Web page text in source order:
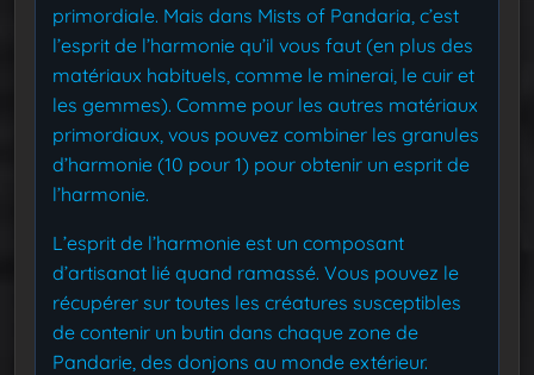
primordiale. Mais dans Mists of Pandaria, c’est
l’esprit de l’harmonie qu’il vous faut (en plus des
matériaux habituels, comme le minerai, le cuir et
les gemmes). Comme pour les autres matériaux
primordiaux, vous pouvez combiner les granules
d’harmonie (10 pour 1) pour obtenir un esprit de
l’harmonie.
L’esprit de l’harmonie est un composant
d’artisanat lié quand ramassé. Vous pouvez le
récupérer sur toutes les créatures susceptibles
de contenir un butin dans chaque zone de
Pandarie, des donjons au monde extérieur.